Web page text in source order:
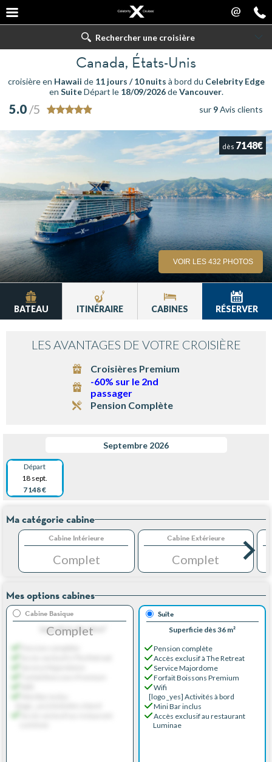
@
Rechercher une croisière
Canada, États-Unis
croisière en Hawaii de 11 jours / 10 nuits à bord du Celebrity Edge
en SuiteDépart le 18/09/2026deVancouver.
5.0 /5 sur 9Avis clients
dès 7148€
VOIR LES 432 PHOTOS
BATEAU ITINÉRAIRE CABINES RÉSERVER
LES AVANTAGES DE VOTRE CROISIÈRE
Croisières Premium
-60% sur le 2nd
passager
Pension Complète
Septembre 2026
Départ
18 sept.
7 148 €
Ma catégorie cabine
Cabine Intérieure
Complet
Cabine Extérieure
Complet
Mes options cabines
Cabine Basique
Superficie dès 36 m²
Complet
Suite
Superficie dès 36 m²
Pension complète
Accès exclusif à The Retreat
Service Majordome
Forfait Boissons Premium
Wifi
[logo _yes] Activités à bord
Mini Bar inclus
Accès exclusif au restaurant
Luminae